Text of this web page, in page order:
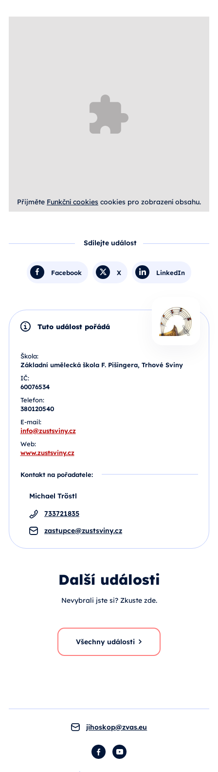
Přijměte Funkční cookies cookies pro zobrazení obsahu.
Sdílejte událost
Facebook X LinkedIn
Tuto událost pořádá
Škola:
Základní umělecká škola F. Pišingera, Trhové Sviny
IČ:
60076534
Telefon:
380120540
E-mail:
info@zustsviny.cz
Web:
www.zustsviny.cz
Kontakt na pořadatele:
Michael Tröstl
733721835
zastupce@zustsviny.cz
Další události
Nevybrali jste si? Zkuste zde.
Všechny události
jihoskop@zvas.eu
FacebookYouTube